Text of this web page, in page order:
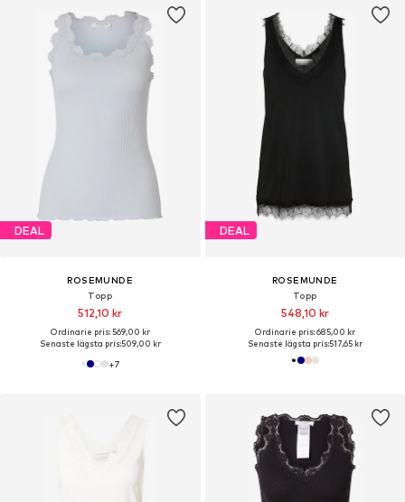
DEAL
ROSEMUNDE
Topp
512,10 kr
Ordinarie pris: 569,00 kr
Senaste lägsta pris:509,00 kr
+7
DEAL
ROSEMUNDE
Topp
548,10 kr
Ordinarie pris: 685,00 kr
Senaste lägsta pris:517,65 kr